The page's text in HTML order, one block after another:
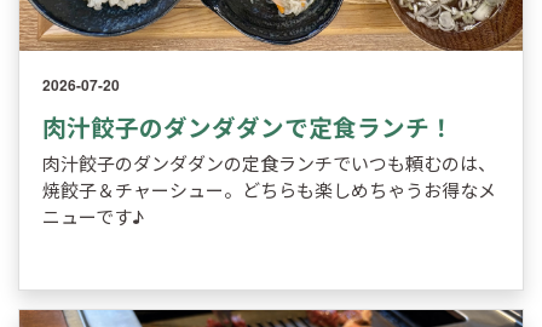
2026-07-20
肉汁餃子のダンダダンで定食ランチ！
肉汁餃子のダンダダンの定食ランチでいつも頼むのは、
焼餃子＆チャーシュー。どちらも楽しめちゃうお得なメ
ニューです♪